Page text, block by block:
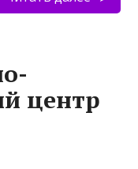
центр